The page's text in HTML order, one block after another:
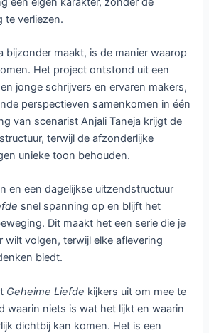
te verliezen.
bijzonder maakt, is de manier waarop
Het project ontstond uit een
jonge schrijvers en ervaren makers,
perspectieven samenkomen in één
van scenarist Anjali Taneja krijgt de
terwijl de afzonderlijke
unieke toon behouden.
en een dagelijkse uitzendstructuur
snel spanning op en blijft het
Dit maakt het een serie die je
wilt volgen, terwijl elke aflevering
biedt.
Geheime Liefde kijkers uit om mee te
waarin niets is wat het lijkt en waarin
dichtbij kan komen. Het is een